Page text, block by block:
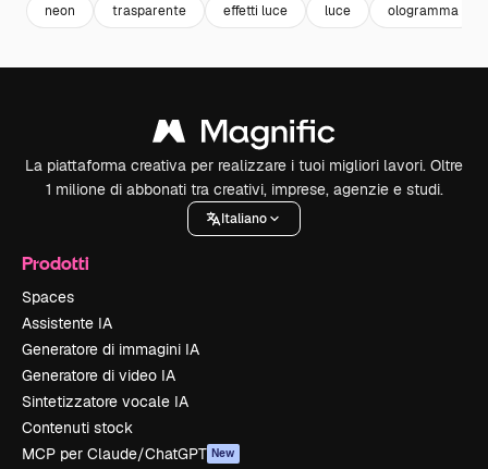
neon trasparente effetti luce luce ologramma
La piattaforma creativa per realizzare i tuoi migliori lavori. Oltre
1 milione di abbonati tra creativi, imprese, agenzie e studi.
Italiano
Prodotti
Spaces
Assistente IA
Generatore di immagini IA
Generatore di video IA
Sintetizzatore vocale IA
Contenuti stock
MCP per Claude/ChatGPT New